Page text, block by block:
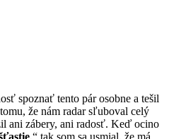
spoznať tento pár osobne a tešil
že nám radar sľuboval celý
ani zábery, ani radosť. Keď ocino
,“ tak som sa usmial, že má